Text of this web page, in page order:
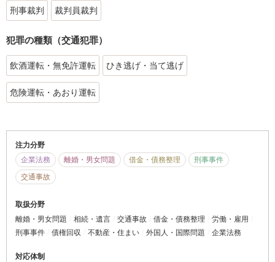
刑事裁判 裁判員裁判
犯罪の種類（交通犯罪）
飲酒運転・無免許運転 ひき逃げ・当て逃げ
危険運転・あおり運転
注力分野
企業法務
離婚・男女問題 借金・債務整理
刑事事件
交通事故
取扱分野
離婚・男女問題
相続・遺言 交通事故 借金・債務整理
労働・雇用
刑事事件
債権回収 不動産・住まい 外国人・国際問題 企業法務
対応体制